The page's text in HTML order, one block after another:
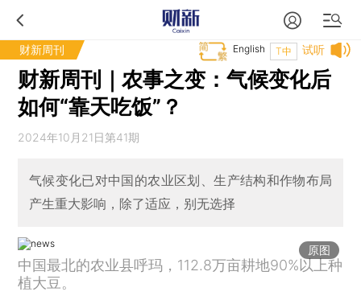
财新周刊 试听
T中
English
财新周刊｜农事之变：气候变化后
如何“靠天吃饭”？
2024年10月21日第41期
气候变化已对中国的农业区划、生产结构和作物布局
产生重大影响，除了适应，别无选择
原图
中国最北的农业县呼玛，112.8万亩耕地90%以上种
植大豆。